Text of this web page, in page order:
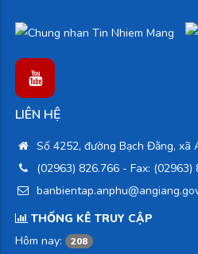
LIÊN HỆ
Số 4252, đường Bạch Đằng, xã
(02963) 826.766 - Fax: (02963)
THỐNG KÊ TRUY CẬP
Hôm nay:
208